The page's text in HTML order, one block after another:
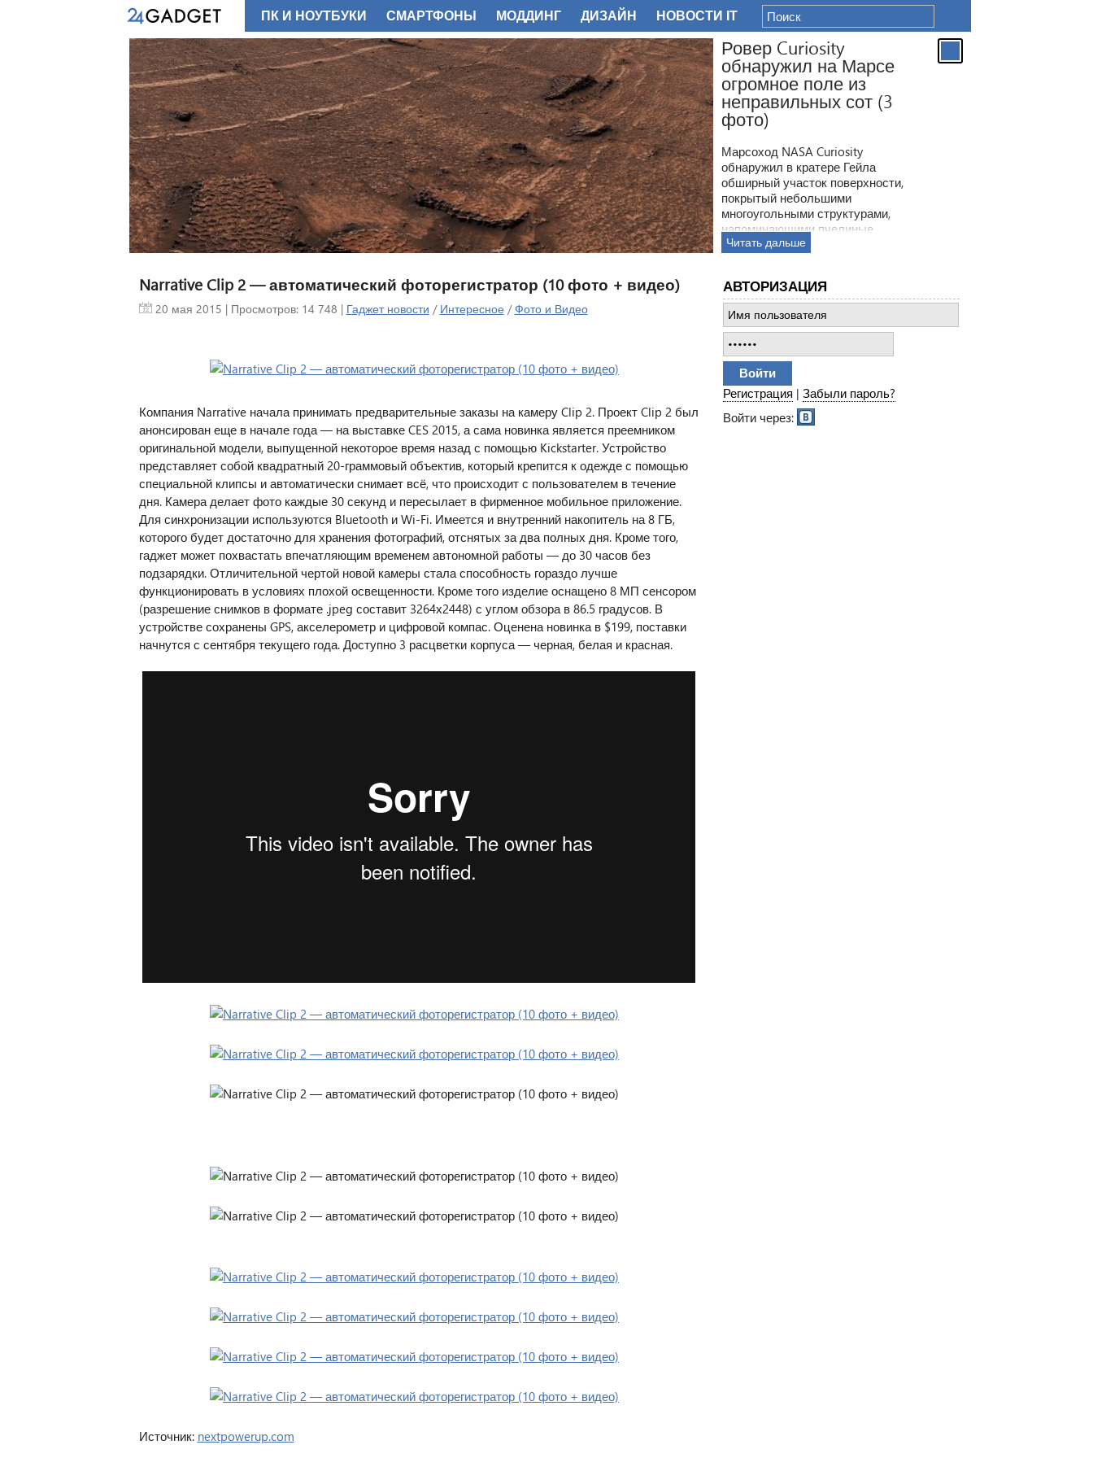
Ровер Curiosity
обнаружил на Марсе
огромное поле из
неправильных сот (3
фото)
Марсоход NASA Curiosity
обнаружил в кратере Гейла
обширный участок поверхности,
покрытый небольшими
многоугольными структурами,
напоминающими пчелиные
соты. Ранее ровер находил
затмила все предыдущее такие
открытия.
Читать дальше
Narrative Clip 2 — автоматический фоторегистратор (10 фото + видео)
20 мая 2015 | Просмотров: 14 748 | Гаджет новости / Интересное /Фото и Видео
Компания Narrative начала принимать предварительные заказы на камеру Clip 2. Проект Clip 2 был
анонсирован еще в начале года — на выставке CES 2015, а сама новинка является преемником
оригинальной модели, выпущенной некоторое время назад с помощью Kickstarter. Устройство
представляет собой квадратный 20-граммовый объектив, который крепится к одежде с помощью
специальной клипсы и автоматически снимает всё, что происходит с пользователем в течение
дня. Камера делает фото каждые 30 секунд и пересылает в фирменное мобильное приложение.
Для синхронизации используются Bluetooth и Wi-Fi. Имеется и внутренний накопитель на 8 ГБ,
которого будет достаточно для хранения фотографий, отснятых за два полных дня. Кроме того,
гаджет может похвастать впечатляющим временем автономной работы — до 30 часов без
подзарядки. Отличительной чертой новой камеры стала способность гораздо лучше
функционировать в условиях плохой освещенности. Кроме того изделие оснащено 8 МП сенсором
(разрешение снимков в формате .jpeg составит 3264х2448) с углом обзора в 86.5 градусов. В
устройстве сохранены GPS, акселерометр и цифровой компас. Оценена новинка в $199, поставки
начнутся с сентября текущего года. Доступно 3 расцветки корпуса — черная, белая и красная.
Источник: nextpowerup.com
АВТОРИЗАЦИЯ
Регистрация | Забыли пароль?
Войти через:
ПК И НОУТБУКИ СМАРТФОНЫ МОДДИНГ ДИЗАЙН НОВОСТИ IT
ФОТО